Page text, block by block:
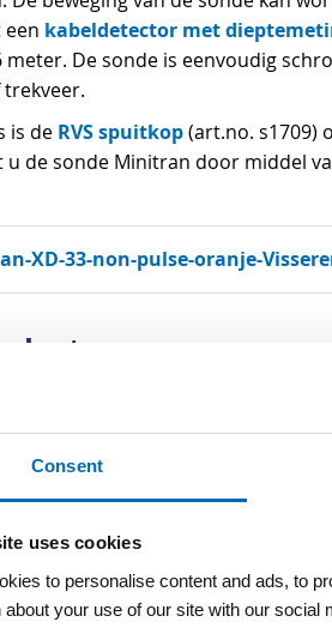
Consent
uses cookies
to personalise content and ads, to
about your use of our site with our
kabeldetector met
meter. De sonde is eenvoudig
is de RVS spuitkop(art.no. s1709)
de sonde Minitran door middel
XD-33-non-pulse-oranje-